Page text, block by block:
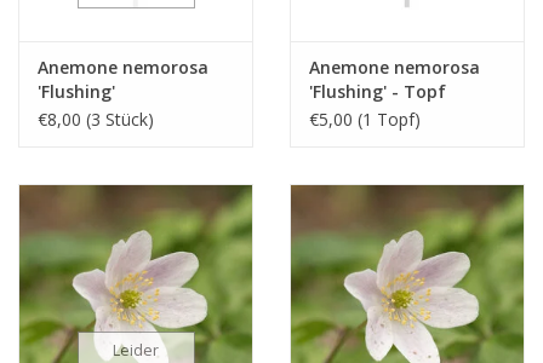
Anemone nemorosa
'Flushing'
€8,00 (3 Stück)
Anemone nemorosa
'Flushing' - Topf
€5,00 (1 Topf)
Leider